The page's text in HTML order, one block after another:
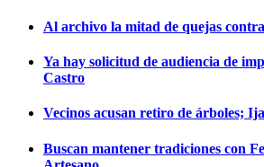
Al archivo la mitad de quejas
Ya hay solicitud de audiencia de
Castro
Vecinos acusan retiro de árboles;
Buscan mantener tradiciones con